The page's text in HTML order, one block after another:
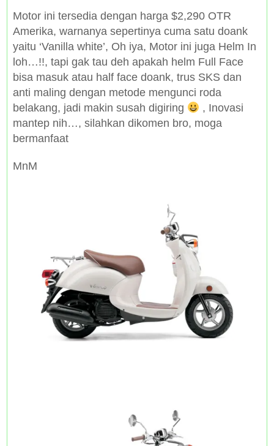
Motor ini tersedia dengan harga $2,290 OTR
Amerika, warnanya sepertinya cuma satu doank
yaitu ‘Vanilla white’, Oh iya, Motor ini juga Helm In
loh…!!, tapi gak tau deh apakah helm Full Face
bisa masuk atau half face doank, trus SKS dan
anti maling dengan metode mengunci roda
belakang, jadi makin susah digiring
, Inovasi
mantep nih…, silahkan dikomen bro, moga
bermanfaat
MnM